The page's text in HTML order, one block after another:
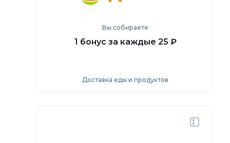
Вы собираете
1 бонус за каждые 25 ₽
Доставка еды и продуктов